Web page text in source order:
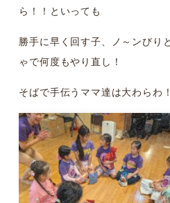
ら！！といっても
勝手に早く回す子、ノ～ンびり
ゃで何度もやり直し！
そばで手伝うママ達は大わらわ